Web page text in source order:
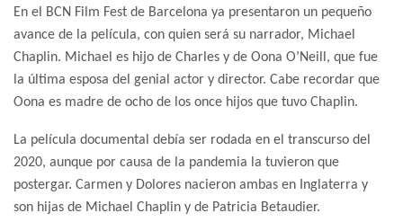
En el BCN Film Fest de Barcelona ya presentaron un pequeño
avance de la película, con quien será su narrador, Michael
Chaplin. Michael es hijo de Charles y de Oona O’Neill, que fue
la última esposa del genial actor y director. Cabe recordar que
Oona es madre de ocho de los once hijos que tuvo Chaplin.
La película documental debía ser rodada en el transcurso del
2020, aunque por causa de la pandemia la tuvieron que
postergar. Carmen y Dolores nacieron ambas en Inglaterra y
son hijas de Michael Chaplin y de Patricia Betaudier.